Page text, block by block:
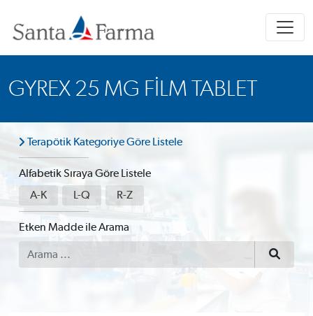
GYREX 25 MG FILM TABLET
Terapötik Kategoriye Göre Listele
Alfabetik Sıraya Göre Listele
A-K
L-Q R-Z
Etken Madde ile Arama